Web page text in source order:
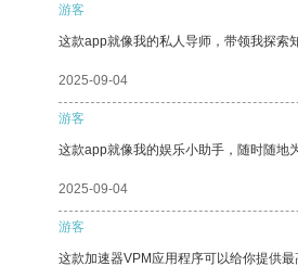
游客
这款app就像我的私人导师，带领我探索
2025-09-04
游客
这款app就像我的娱乐小助手，随时随地
2025-09-04
游客
这款加速器VPM应用程序可以给你提供最